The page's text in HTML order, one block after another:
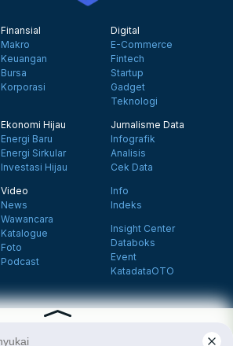
Finansial
Makro
Keuangan
Bursa
Korporasi
Digital
E-Commerce
Fintech
Startup
Gadget
Teknologi
Ekonomi Hijau
Energi Baru
Energi Sirkular
Investasi Hijau
Jurnalisme Data
Infografik
Analisis
Cek Data
Video
News
Wawancara
Katalogue
Foto
Podcast
Info
Indeks
Insight Center
Databoks
Event
KatadataOTO